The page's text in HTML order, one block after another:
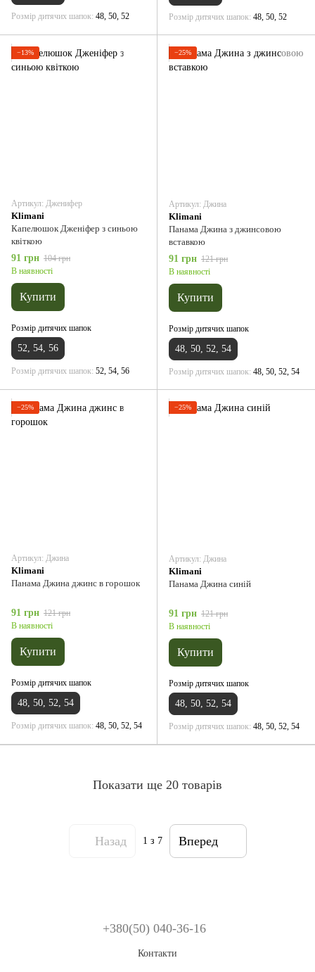
Розмір дитячих шапок 48, 50, 52 Розмір дитячих шапок 48, 50, 52
−13%
Артикул: Дженифер
Klimani
Капелюшок Дженіфер з синьою
квіткою
91 грн 104 грн
В наявності
Купити
Розмір дитячих шапок
52, 54, 56
Розмір дитячих шапок 52, 54, 56
−25%
Артикул: Джина
Klimani
Панама Джина з джинсовою
вставкою
91 грн 121 грн
В наявності
Купити
Розмір дитячих шапок
48, 50, 52, 54
Розмір дитячих шапок 48, 50, 52, 54
−25%
Артикул: Джина
Klimani
Панама Джина джинс в горошок
91 грн 121 грн
В наявності
Купити
Розмір дитячих шапок
48, 50, 52, 54
Розмір дитячих шапок 48, 50, 52, 54
−25%
Артикул: Джина
Klimani
Панама Джина синій
91 грн 121 грн
В наявності
Купити
Розмір дитячих шапок
48, 50, 52, 54
Розмір дитячих шапок 48, 50, 52, 54
Показати ще 20 товарів
Назад 1 з 7 Вперед
+380(50) 040-36-16
Контакти